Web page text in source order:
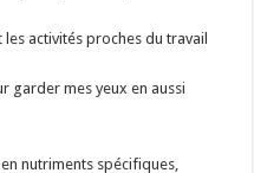
activités proches du travail
garder mes yeux en aussi
nutriments spécifiques,